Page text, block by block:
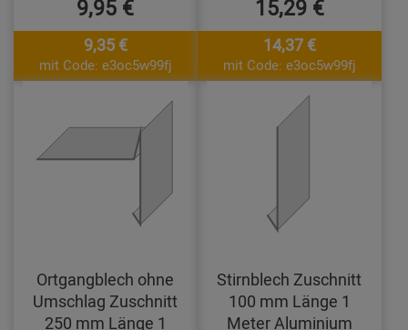
9,95 €
9,35 €
mit Code: e3oc5w99fj
15,29 €
14,37 €
mit Code: e3oc5w99fj
Ortgangblech ohne
Umschlag Zuschnitt
250 mm Länge 1
Stirnblech Zuschnitt
100 mm Länge 1
Meter Aluminium